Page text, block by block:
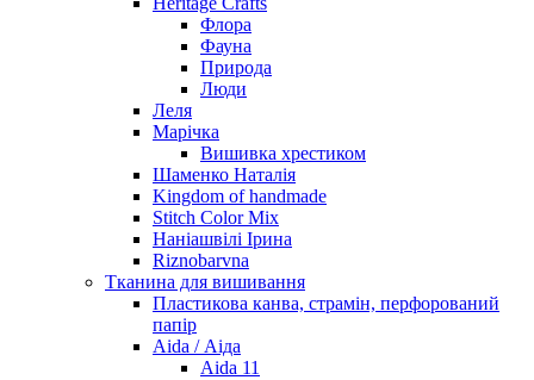
Флора
Фауна
Природа
Люди
Леля
Марічка
Вишивка хрестиком
Шаменко Наталія
Kingdom of handmade
Stitch Color Mix
Наніашвілі Ірина
Riznobarvna
Тканина для вишивання
Пластикова канва, страмін, перфорований
папір
Aida / Аіда
Aida 11